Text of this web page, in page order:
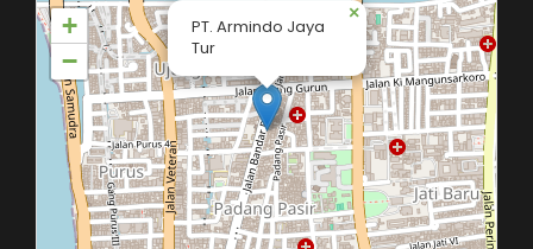
PT. Armindo Jaya
Tur
×
+
−